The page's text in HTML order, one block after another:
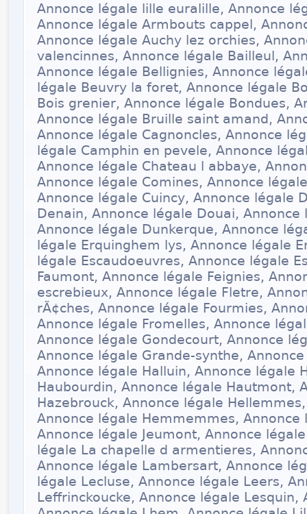
Annonce légale lille euralille, Annonce
Annonce légale Armbouts cappel,
Annonce légale Auchy lez orchies,
valencinnes, Annonce légale Bailleul,
Annonce légale Bellignies, Annonce
légale Beuvry la foret, Annonce légale
Bois grenier, Annonce légale Bondues,
Annonce légale Bruille saint amand,
Annonce légale Cagnoncles, Annonce
légale Camphin en pevele, Annonce
Annonce légale Chateau l abbaye,
Annonce légale Comines, Annonce
Annonce légale Cuincy, Annonce légale
Denain, Annonce légale Douai,
Annonce légale Dunkerque, Annonce
légale Erquinghem lys, Annonce légale
légale Escaudoeuvres, Annonce légale
Faumont, Annonce légale Feignies,
escrebieux, Annonce légale Fletre,
rÃ¢ches, Annonce légale Fourmies,
Annonce légale Fromelles, Annonce
Annonce légale Gondecourt, Annonce
Annonce légale Grande-synthe,
Annonce légale Halluin, Annonce légale
Haubourdin, Annonce légale Hautmont,
Hazebrouck, Annonce légale
Annonce légale Hemmemmes, Annonce
Annonce légale Jeumont, Annonce
légale La chapelle d armentieres,
Annonce légale Lambersart, Annonce
légale Lecluse, Annonce légale Leers,
Leffrinckoucke, Annonce légale Lesquin,